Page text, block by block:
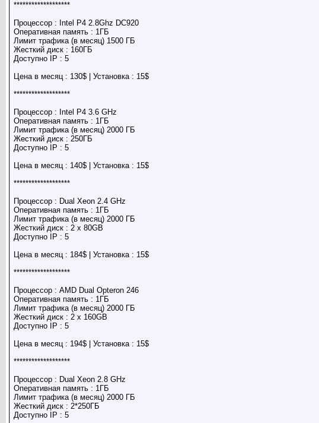
*******************
Процессор : Intel P4 2.8Ghz DC920
Оперативная память : 1ГБ
Лимит трафика (в месяц) 1500 ГБ
Жесткий диск : 160ГБ
Доступно IP : 5
Цена в месяц : 130$ | Установка : 15$
*******************
Процессор : Intel P4 3.6 GHz
Оперативная память : 1ГБ
Лимит трафика (в месяц) 2000 ГБ
Жесткий диск : 250ГБ
Доступно IP : 5
Цена в месяц : 140$ | Установка : 15$
*******************
Процессор : Dual Xeon 2.4 GHz
Оперативная память : 1ГБ
Лимит трафика (в месяц) 2000 ГБ
Жесткий диск : 2 x 80GB
Доступно IP : 5
Цена в месяц : 184$ | Установка : 15$
*******************
Процессор : AMD Dual Opteron 246
Оперативная память : 1ГБ
Лимит трафика (в месяц) 2000 ГБ
Жесткий диск : 2 x 160GB
Доступно IP : 5
Цена в месяц : 194$ | Установка : 15$
*******************
Процессор : Dual Xeon 2.8 GHz
Оперативная память : 1ГБ
Лимит трафика (в месяц) 2000 ГБ
Жесткий диск : 2*250ГБ
Доступно IP : 5